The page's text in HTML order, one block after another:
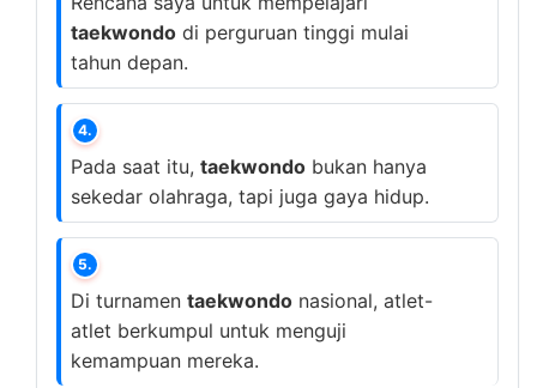
taekwondo di perguruan tinggi mulai
tahun depan.
4.
Pada saat itu, taekwondo bukan hanya
sekedar olahraga, tapi juga gaya hidup.
5.
Di turnamen taekwondo nasional, atlet-
atlet berkumpul untuk menguji
kemampuan mereka.